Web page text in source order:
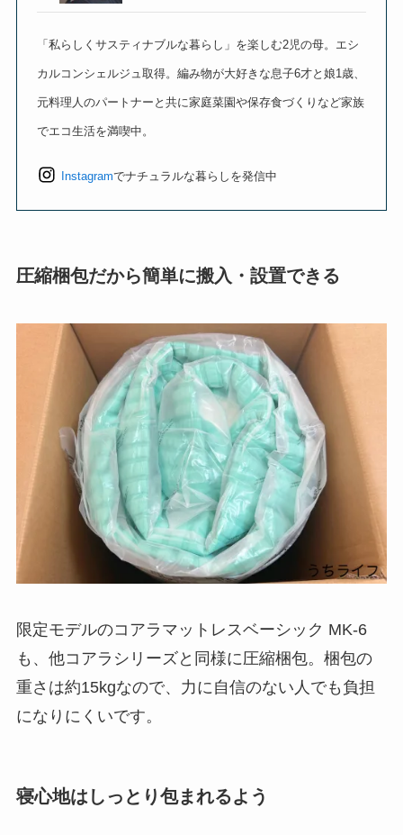
「私らしくサスティナブルな暮らし」を楽しむ2児の母。エシ
カルコンシェルジュ取得。編み物が大好きな息子6才と娘1歳、
元料理人のパートナーと共に家庭菜園や保存食づくりなど家族
でエコ生活を満喫中。
Instagramでナチュラルな暮らしを発信中
圧縮梱包だから簡単に搬入・設置できる
限定モデルのコアラマットレスベーシック MK-6
も、他コアラシリーズと同様に圧縮梱包。梱包の
重さは約15kgなので、力に自信のない人でも負担
になりにくいです。
寝心地はしっとり包まれるよう